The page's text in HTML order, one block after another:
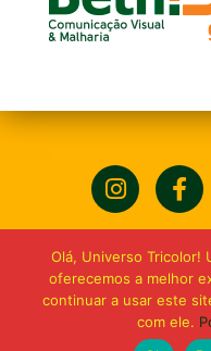
Olá, Universo Tricolor!
oferecemos a melhor
continuar a usar este
com ele.